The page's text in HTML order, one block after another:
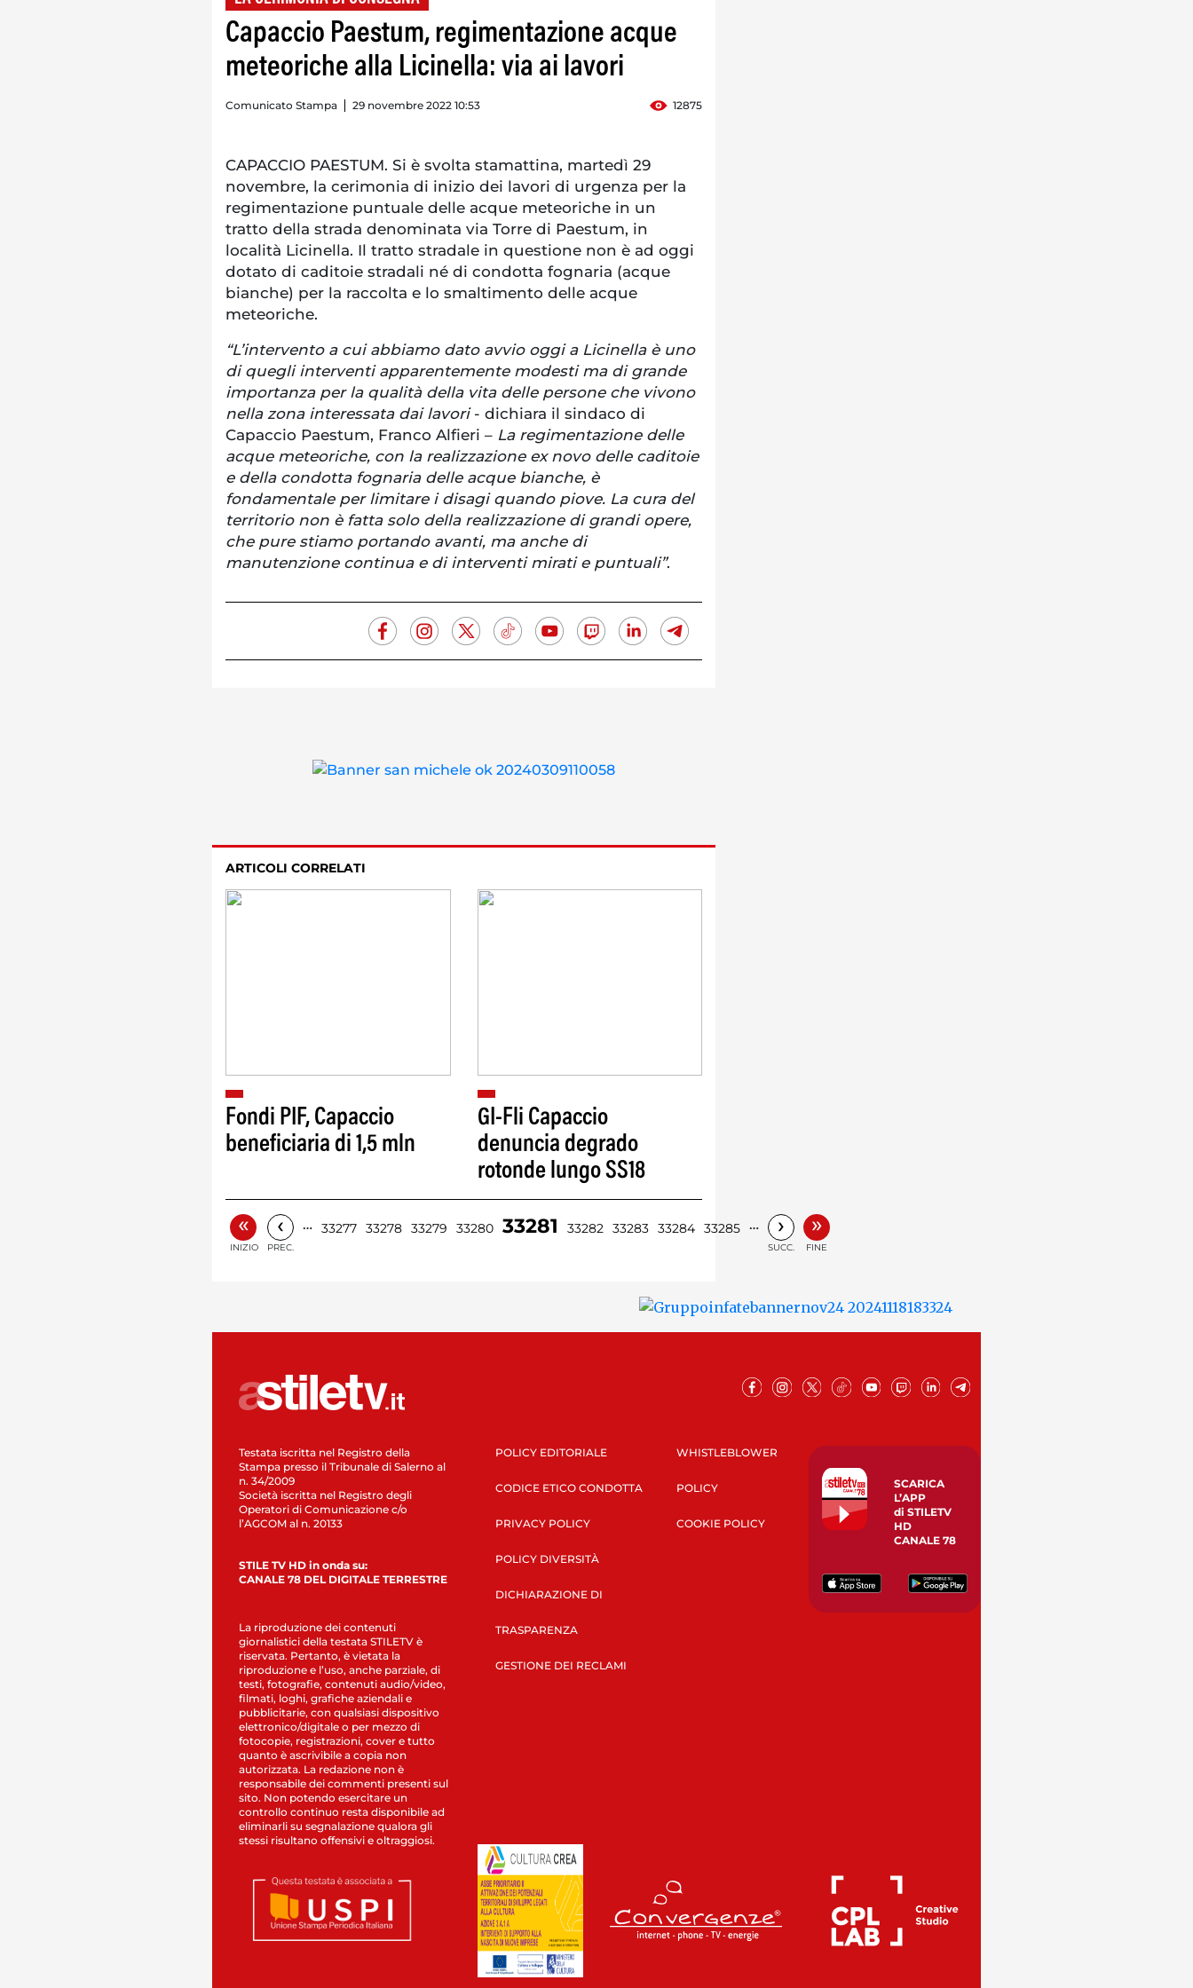
Capaccio Paestum, regimentazione acque
meteoriche alla Licinella: via ai lavori
Comunicato Stampa 29 novembre 2022 10:53 12875
CAPACCIO PAESTUM. Si è svolta stamattina, martedì 29
novembre, la cerimonia di inizio dei lavori di urgenza per la
regimentazione puntuale delle acque meteoriche in un
tratto della strada denominata via Torre di Paestum, in
località Licinella. Il tratto stradale in questione non è ad oggi
dotato di caditoie stradali né di condotta fognaria (acque
bianche) per la raccolta e lo smaltimento delle acque
meteoriche.
“L’intervento a cui abbiamo dato avvio oggi a Licinella è uno
di quegli interventi apparentemente modesti ma di grande
importanza per la qualità della vita delle persone che vivono
nella zona interessata dai lavori - dichiara il sindaco di
Capaccio Paestum, Franco Alfieri – La regimentazione delle
acque meteoriche, con la realizzazione ex novo delle caditoie
e della condotta fognaria delle acque bianche, è
fondamentale per limitare i disagi quando piove. La cura del
territorio non è fatta solo della realizzazione di grandi opere,
che pure stiamo portando avanti, ma anche di
manutenzione continua e di interventi mirati e puntuali”.
ARTICOLI CORRELATI
Fondi PIF, Capaccio
beneficiaria di 1,5 mln
GI-Fli Capaccio
denuncia degrado
rotonde lungo SS18
«
INIZIO
‹
PREC.
… 33277 33278 33279 33280 33281 33282 33283 33284 33285 … ›
SUCC.
»
FINE
Testata iscritta nel Registro della
Stampa presso il Tribunale di Salerno al
n. 34/2009
Società iscritta nel Registro degli
Operatori di Comunicazione c/o
l’AGCOM al n. 20133
STILE TV HD in onda su:
CANALE 78 DEL DIGITALE TERRESTRE
La riproduzione dei contenuti
giornalistici della testata STILETV è
riservata. Pertanto, è vietata la
riproduzione e l’uso, anche parziale, di
testi, fotografie, contenuti audio/video,
filmati, loghi, grafiche aziendali e
pubblicitarie, con qualsiasi dispositivo
elettronico/digitale o per mezzo di
fotocopie, registrazioni, cover e tutto
quanto è ascrivibile a copia non
autorizzata. La redazione non è
responsabile dei commenti presenti sul
sito. Non potendo esercitare un
controllo continuo resta disponibile ad
eliminarli su segnalazione qualora gli
stessi risultano offensivi e oltraggiosi.
POLICY EDITORIALE
CODICE ETICO CONDOTTA
PRIVACY POLICY
POLICY DIVERSITÀ
DICHIARAZIONE DI
TRASPARENZA
GESTIONE DEI RECLAMI
WHISTLEBLOWER
POLICY
COOKIE POLICY
SCARICA
L’APP
di STILETV
HD
CANALE 78